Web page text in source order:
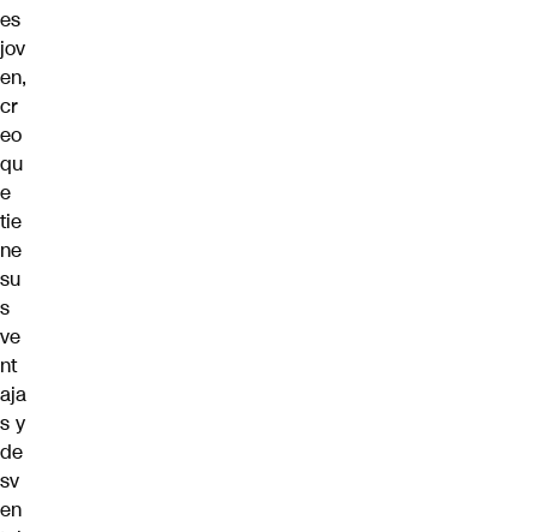
es
jov
en,
cr
eo
qu
e
tie
ne
su
s
ve
nt
aja
s y
de
sv
en